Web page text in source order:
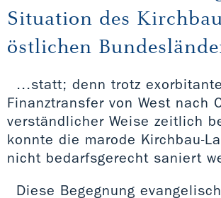
Situation des
östlichen
...statt; denn trotz
Finanztransfer von West nach
verständlicher Weise zeitlich
konnte die marode Kirchbau-
nicht bedarfsgerecht saniert
Diese Begegnung